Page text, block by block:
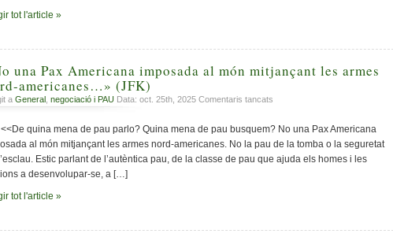
la
social,
la
Pau
tot l'article »
una Pax Americana imposada al món mitjançant les armes
americanes…» (JFK)
a General negociació i PAU Data: oct. 25th, 2025 Comentaris tancats
una
Pax
imposada
armes
quina mena de pau parlo? Quina mena de pau busquem? No una Pax Americana
al món mitjançant les armes nord-americanes. No la pau de la tomba o la seguretat
Estic parlant de l’autèntica pau, de la classe de pau que ajuda els homes i les
a desenvolupar-se, a […]
tot l'article »